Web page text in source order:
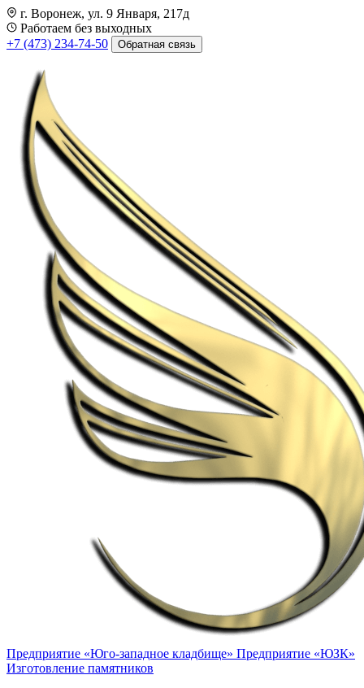
г. Воронеж, ул. 9 Января, 217д
Работаем без выходных
+7 (473) 234-74-50
Обратная связь
Предприятие «Юго-западное кладбище» Предприятие «ЮЗК»
Изготовление памятников